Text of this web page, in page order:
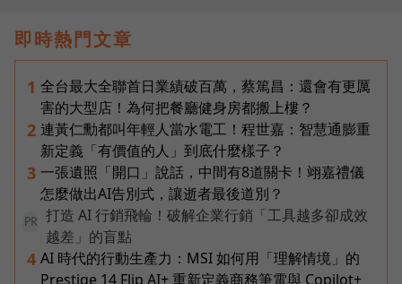
即時熱門文章
1 全台最大全聯首日業績破百萬，蔡篤昌：還會有更厲
害的大型店！為何把餐廳健身房都搬上樓？
2 連黃仁勳都叫年輕人當水電工！程世嘉：智慧通膨重
新定義「有價值的人」到底什麼樣子？
3 一張遺照「開口」說話，中間有8道關卡！翊嘉禮儀
怎麼做出AI告別式，讓逝者最後道別？
PR
打造 AI 行銷飛輪！破解企業行銷「工具越多卻成效
越差」的盲點
4 AI 時代的行動生產力：MSI 如何用「理解情境」的
Prestige 14 Flip AI+ 重新定義商務筆電與 Copilot+